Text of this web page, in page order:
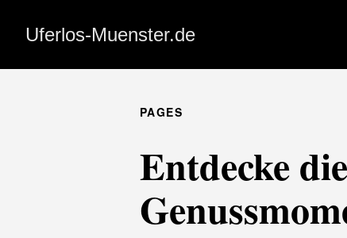
Uferlos-Muenster.de
PAGES
Entdecke